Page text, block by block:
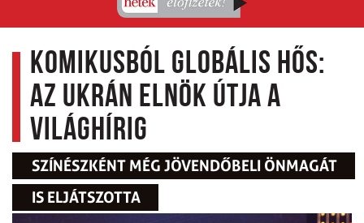
Komikusból globális hős:
az ukrán elnök útja a
világhírig
SZÍNÉSZKÉNT MÉG JÖVENDŐBELI ÖNMAGÁT
IS ELJÁTSZOTTA